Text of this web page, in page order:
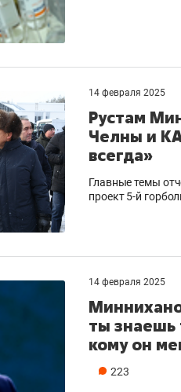
14 февраля 2025
Рустам
Челны и
всегда»
Главные темы
проект 5-й
14 февраля 2025
ты знаешь
кому он
223